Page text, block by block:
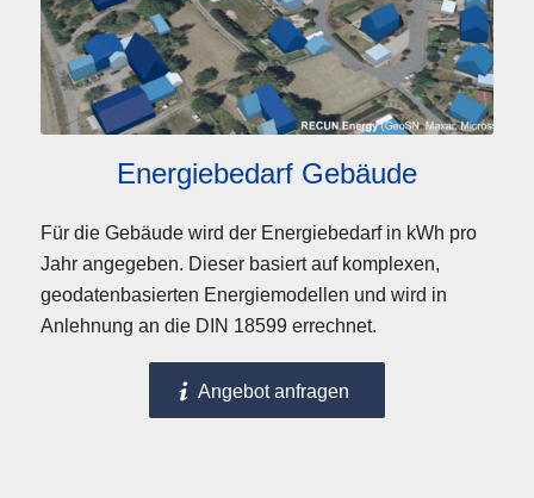
Energiebedarf Gebäude
Für die Gebäude wird der Energiebedarf in kWh pro
Jahr angegeben. Dieser basiert auf komplexen,
geodatenbasierten Energiemodellen und wird in
Anlehnung an die DIN 18599 errechnet.
Angebot anfragen